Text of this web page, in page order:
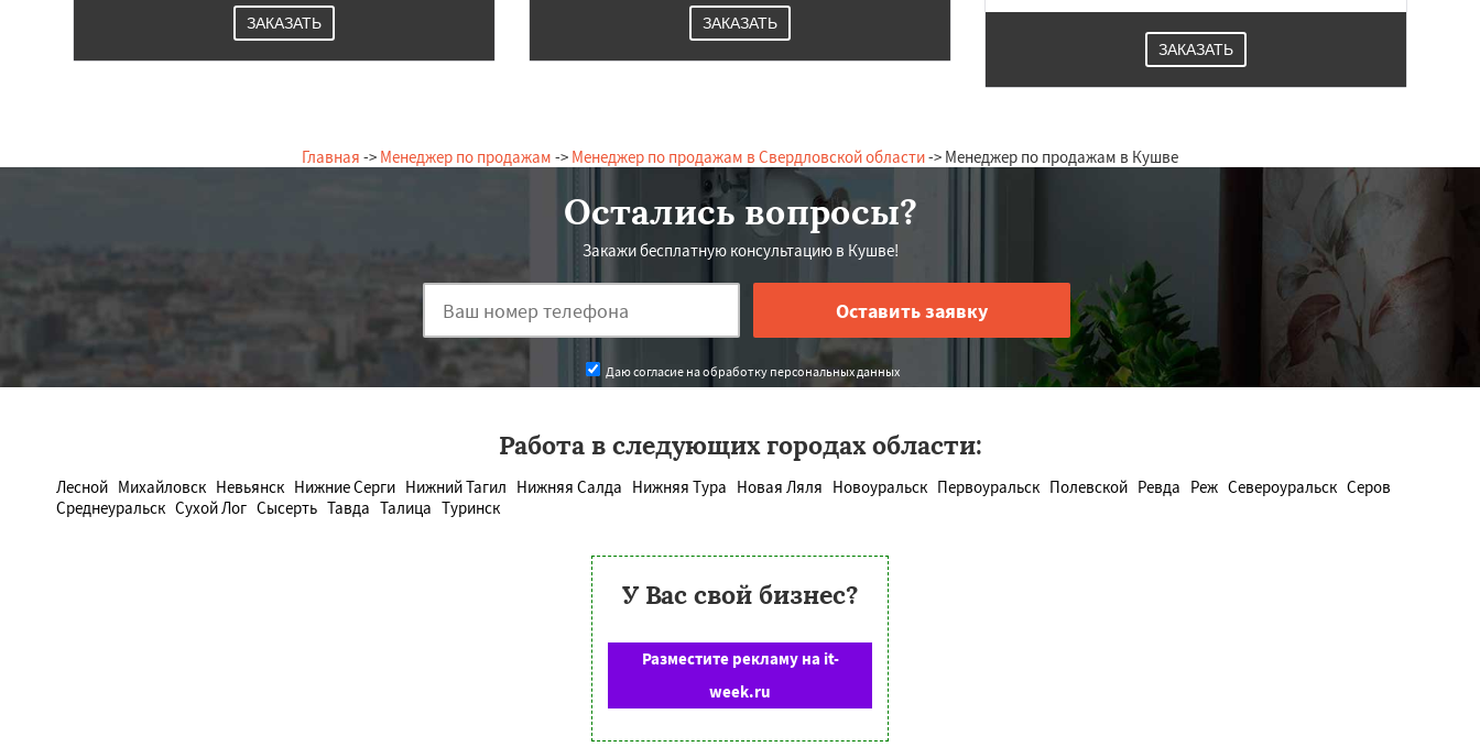
ЗАКАЗАТЬ ЗАКАЗАТЬ
ЗАКАЗАТЬ
Главная -> Менеджер по продажам -> Менеджер по продажам в Свердловской области-> Менеджер по продажам в Кушве
Остались вопросы?
Закажи бесплатную консультацию в Кушве!
Даю согласие на обработку персональных данных
Работа в следующих городах области:
Лесной Михайловск Невьянск Нижние Серги Нижний Тагил Нижняя Салда Нижняя Тура Новая Ляля Новоуральск Первоуральск Полевской Ревда Реж Североуральск Серов
Среднеуральск Сухой Лог Сысерть Тавда Талица Туринск
У Вас свой бизнес?
Разместите рекламу на it-
week.ru